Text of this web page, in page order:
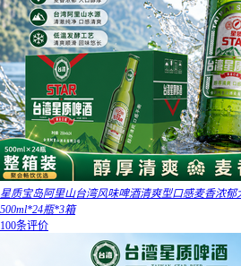
星质宝岛阿里山台湾风味啤酒清爽型口感麦香浓郁
500ml*24瓶*3箱
100条评价